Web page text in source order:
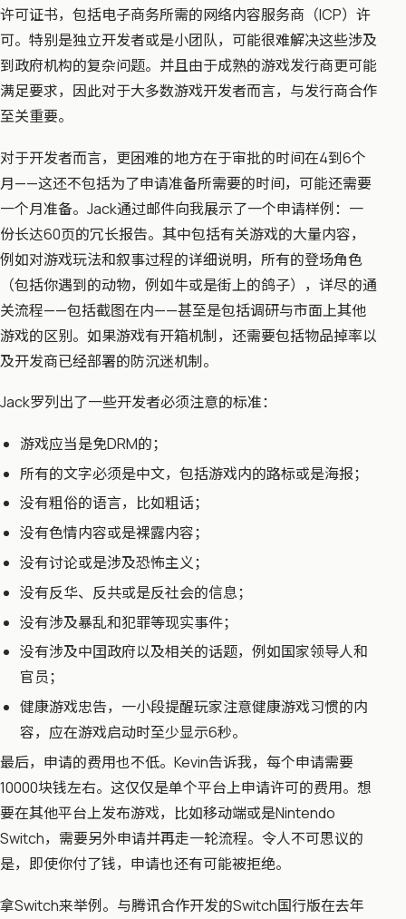
许可证书，包括电子商务所需的网络内容服务商（ICP）许
可。特别是独立开发者或是小团队，可能很难解决这些涉及
到政府机构的复杂问题。并且由于成熟的游戏发行商更可能
满足要求，因此对于大多数游戏开发者而言，与发行商合作
至关重要。
对于开发者而言，更困难的地方在于审批的时间在4到6个
月——这还不包括为了申请准备所需要的时间，可能还需要
一个月准备。Jack通过邮件向我展示了一个申请样例：一
份长达60页的冗长报告。其中包括有关游戏的大量内容，
例如对游戏玩法和叙事过程的详细说明，所有的登场角色
（包括你遇到的动物，例如牛或是街上的鸽子），详尽的通
关流程——包括截图在内——甚至是包括调研与市面上其他
游戏的区别。如果游戏有开箱机制，还需要包括物品掉率以
及开发商已经部署的防沉迷机制。
Jack罗列出了一些开发者必须注意的标准：
游戏应当是免DRM的；
所有的文字必须是中文，包括游戏内的路标或是海报；
没有粗俗的语言，比如粗话；
没有色情内容或是裸露内容；
没有讨论或是涉及恐怖主义；
没有反华、反共或是反社会的信息；
没有涉及暴乱和犯罪等现实事件；
没有涉及中囯政府以及相关的话题，例如国家领导人和
官员；
健康游戏忠告，一小段提醒玩家注意健康游戏习惯的内
容，应在游戏启动时至少显示6秒。
最后，申请的费用也不低。Kevin告诉我，每个申请需要
10000块钱左右。这仅仅是单个平台上申请许可的费用。想
要在其他平台上发布游戏，比如移动端或是Nintendo
Switch，需要另外申请并再走一轮流程。令人不可思议的
是，即使你付了钱，申请也还有可能被拒绝。
拿Switch来举例。与腾讯合作开发的Switch国行版在去年